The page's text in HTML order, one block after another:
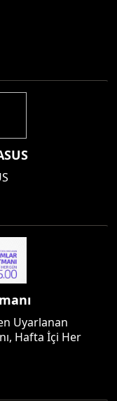
Uyarlanan
Hafta İçi Her